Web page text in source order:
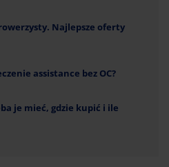
Najlepsze oferty
assistance bez OC?
je mieć, gdzie kupić i ile